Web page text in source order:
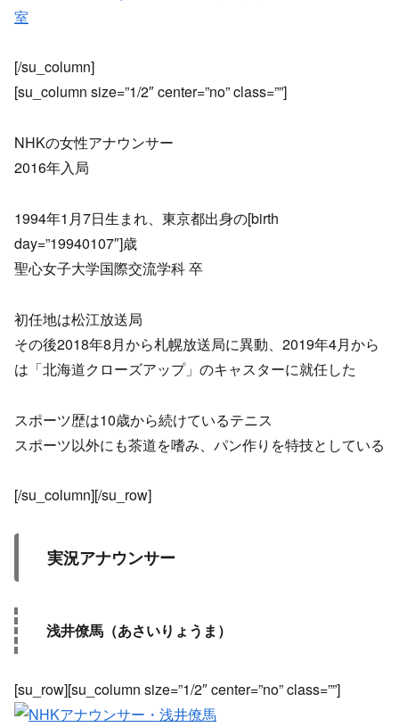
室
[/su_column]
[su_column size=”1/2″ center=”no” class=””]
NHKの女性アナウンサー
2016年入局
1994年1月7日生まれ、東京都出身の[birth
day=”19940107″]歳
聖心女子大学国際交流学科 卒
初任地は松江放送局
その後2018年8月から札幌放送局に異動、2019年4月から
は「北海道クローズアップ」のキャスターに就任した
スポーツ歴は10歳から続けているテニス
スポーツ以外にも茶道を嗜み、パン作りを特技としている
[/su_column][/su_row]
実況アナウンサー
浅井僚馬（あさいりょうま）
[su_row][su_column size=”1/2″ center=”no” class=””]